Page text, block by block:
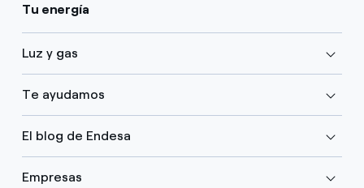
Tu energía
Luz y gas
Te ayudamos
El blog de Endesa
Empresas